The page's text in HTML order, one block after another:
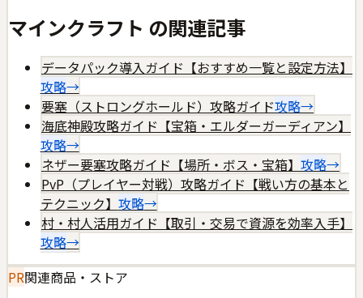
マインクラフト の関連記事
データパック導入ガイド【おすすめ一覧と設定方法】
攻略→
要塞（ストロングホールド）攻略ガイド攻略→
海底神殿攻略ガイド【宝箱・エルダーガーディアン】
攻略→
ネザー要塞攻略ガイド【場所・ボス・宝箱】 攻略→
PvP（プレイヤー対戦）攻略ガイド【戦い方の基本と
テクニック】 攻略→
村・村人活用ガイド【取引・交易で資源を効率入手】
攻略→
PR関連商品・ストア